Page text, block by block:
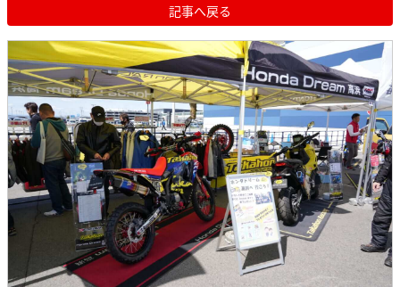
記事へ戻る